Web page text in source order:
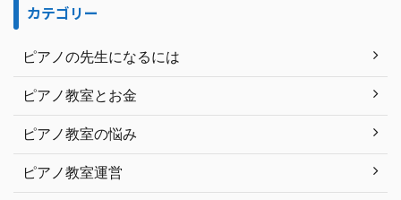
カテゴリー
ピアノの先生になるには
ピアノ教室とお金
ピアノ教室の悩み
ピアノ教室運営